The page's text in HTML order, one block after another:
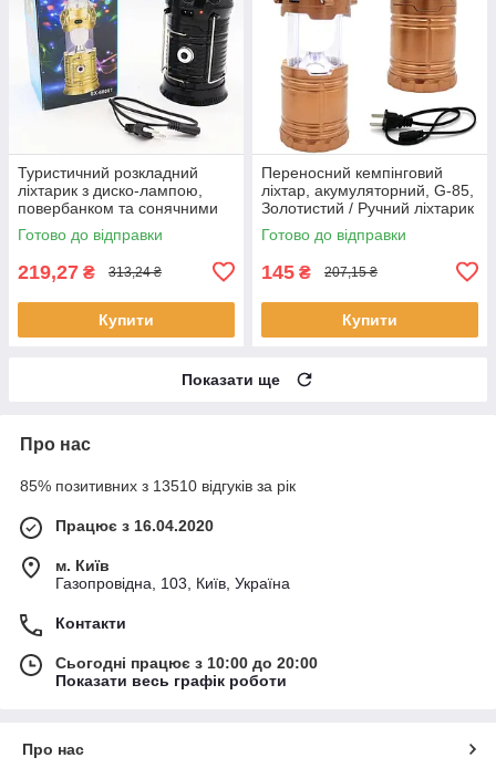
Туристичний розкладний
ліхтарик з диско-лампою,
повербанком та сонячними
панелями SX-6808T, Чорний
/ Ручним ліхтарик
Готово до відправки
219,27 ₴ 313,24 ₴
Купити
Переносний кемпінговий
ліхтар, акумуляторний, G-85,
Золотистий / Ручний ліхтарик
/ Кемпінговий світильник
Готово до відправки
145 ₴ 207,15 ₴
Купити
Показати ще
Про нас
85% позитивних з 13510 відгуків за рік
Працює з 16.04.2020
м. Київ
Газопровідна, 103, Київ, Україна
Контакти
Сьогодні працює з 10:00 до 20:00
Показати весь графік роботи
Про нас